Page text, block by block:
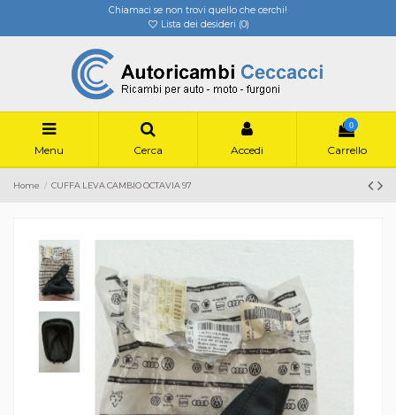
Chiamaci se non trovi quello che cerchi!
Lista dei desideri (0)
Menu Cerca Accedi
0
Carrello
Home CUFFA LEVA CAMBIO OCTAVIA 97